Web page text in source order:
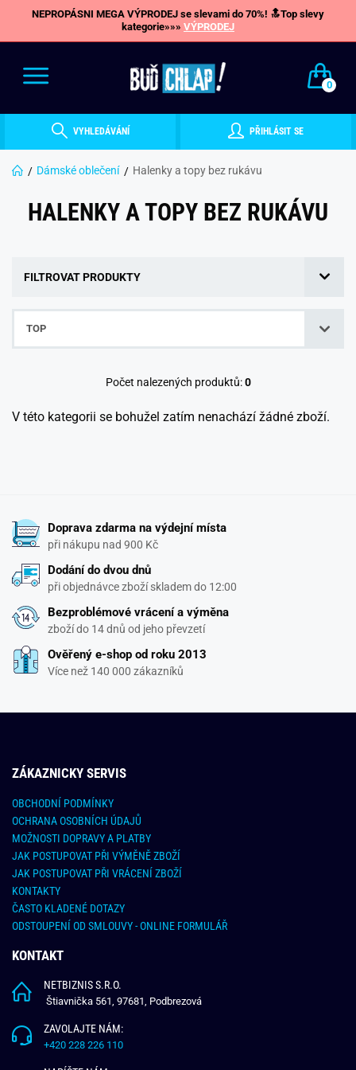
NEPROPÁSNI MEGA VÝPRODEJ se slevami do 70%! 🔝Top slevy
kategorie»»» VÝPRODEJ
0
VYHLEDÁVÁNÍ PŘIHLÁSIT SE
Dámské oblečení Halenky a topy bez rukávu
HALENKY A TOPY BEZ RUKÁVU
FILTROVAT PRODUKTY
TOP
Počet nalezených produktů:0
V této kategorii se bohužel zatím nenachází žádné zboží.
Doprava zdarma na výdejní místa
při nákupu nad 900 Kč
Dodání do dvou dnů
při objednávce zboží skladem do 12:00
Bezproblémové vrácení a výměna
zboží do 14 dnů od jeho převzetí
Ověřený e-shop od roku 2013
Více než 140 000 zákazníků
ZÁKAZNICKY SERVIS
OBCHODNÍ PODMÍNKY
OCHRANA OSOBNÍCH ÚDAJŮ
MOŽNOSTI DOPRAVY A PLATBY
JAK POSTUPOVAT PŘI VÝMĚNĚ ZBOŽÍ
JAK POSTUPOVAT PŘI VRÁCENÍ ZBOŽÍ
KONTAKTY
ČASTO KLADENÉ DOTAZY
ODSTOUPENÍ OD SMLOUVY - ONLINE FORMULÁŘ
KONTAKT
NETBIZNIS S.R.O.
Štiavnička 561, 97681, Podbrezová
ZAVOLAJTE NÁM:
+420 228 226 110